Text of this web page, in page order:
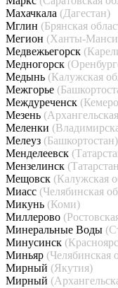
Махачкала (Дагестан)
Мглин (Брянская
Мегион (Ханты-
Медвежьегорск
Медногорск
Медынь (Калужская
Межгорье
Междуреченск
Мезень
Меленки
Мелеуз (Башкортостан)
Менделеевск
Мензелинск
Мещовск (Калужская
Миасс (Челябинская
Микунь (Коми)
Миллерово
Минеральные Воды
Минусинск
Миньяр (Челябинская
Мирный (Якутия)
Мирный